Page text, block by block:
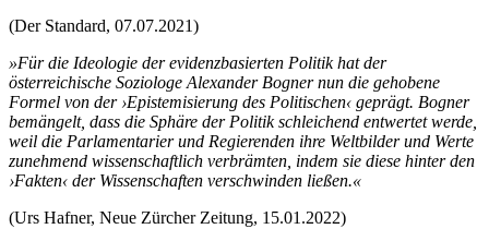
(Der Standard, 07.07.2021)
»Für die Ideologie der evidenzbasierten Politik hat der
österreichische Soziologe Alexander Bogner nun die gehobene
Formel von der ›Epistemisierung des Politischen‹ geprägt. Bogner
bemängelt, dass die Sphäre der Politik schleichend entwertet werde,
weil die Parlamentarier und Regierenden ihre Weltbilder und Werte
zunehmend wissenschaftlich verbrämten, indem sie diese hinter den
›Fakten‹ der Wissenschaften verschwinden ließen.«
(Urs Hafner, Neue Zürcher Zeitung, 15.01.2022)